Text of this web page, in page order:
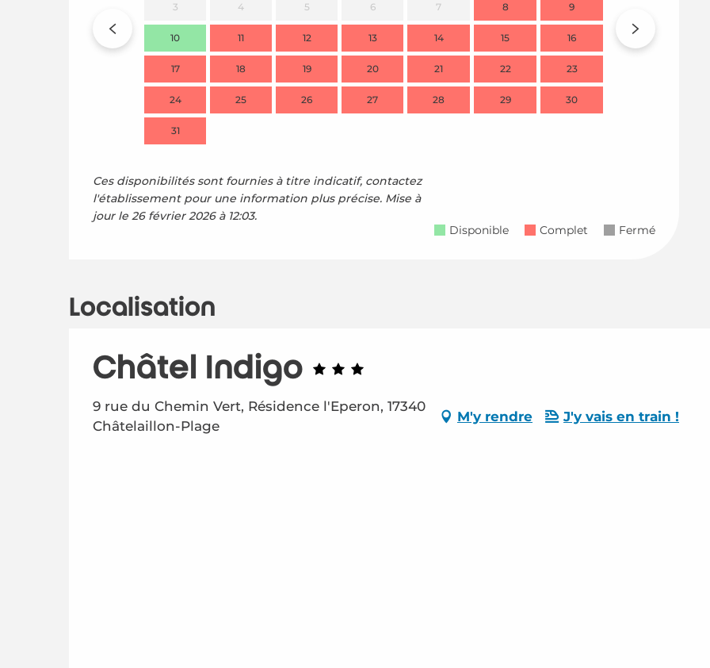
3 4 5 6 7 8 9
10 11 12 13 14 15 16
17 18 19 20 21 22 23
24 25 26 27 28 29 30
31
Ces disponibilités sont fournies à titre indicatif, contactez
l'établissement pour une information plus précise. Mise à
jour le 26 février 2026 à 12:03.
Disponible
Complet Fermé
Localisation
Châtel Indigo
9 rue du Chemin Vert, Résidence l'Eperon, 17340
Châtelaillon-Plage
M'y rendre J'y vais en train !